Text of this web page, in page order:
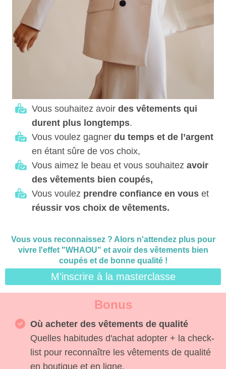
Vous souhaitez avoir des vêtements qui
durent plus longtemps.
Vous voulez gagner du temps et de l’argent
en étant sûre de vos choix,
Vous aimez le beau et vous souhaitez avoir
des vêtements bien coupés,
Vous voulez prendre confiance en vous et
réussir vos choix de vêtements.
Vous vous reconnaissez ? Alors n'attendez plus pour
vivre l'effet "WHAOU" et avoir des vêtements bien
coupés et de bonne qualité !
M'inscrire à la masterclasse
Bonus
Où acheter des vêtements de qualité
Quelles habitudes d'achat adopter + la check-
list pour reconnaître les vêtements de qualité
en boutique et en ligne.